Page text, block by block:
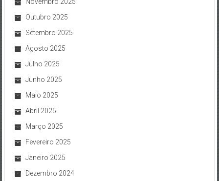
Outubro 2025
Setembro 2025
Agosto 2025
Julho 2025
Junho 2025
Maio 2025
Abril 2025
Março 2025
Fevereiro 2025
Janeiro 2025
Dezembro 2024